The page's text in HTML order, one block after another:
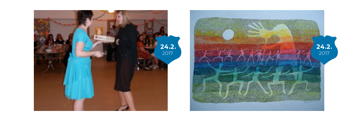
24.2.
2017
24.2.
2017